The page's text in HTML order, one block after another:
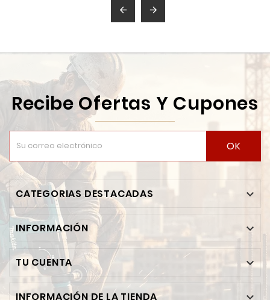
 
Recibe Ofertas Y Cupones
OK
CATEGORIAS DESTACADAS 
INFORMACIÓN 
TU CUENTA 
INFORMACIÓN DE LA TIENDA